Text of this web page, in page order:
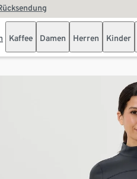
Kaffee Damen Herren Kinder